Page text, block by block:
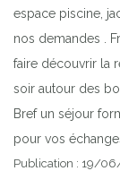
Previous
espace piscine,
nos demandes .
faire découvrir la
soir autour des
Bref un séjour
pour vos
Publication : 19/